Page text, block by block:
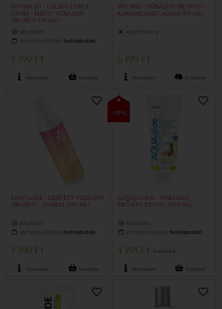
System JO - Gelato dupla
csoki - ehető, vízbázisú
síkosító (30 ml)
készleten
várható szállítás: holnapután
3 590 Ft
Részletek Kosárba
Wicked - vízbázisú síkosító -
karamelizált almás (60 ml)
készlethiány
6 190 Ft
Részletek Értesítés
EasyGlide - ízesített vízbázisú
síkosító - vanília (150 ml)
készleten
várható szállítás: holnapután
3 590 Ft
Részletek Kosárba
-19%
AQUAglide - vízbázisú
síkosító exotic (100 ml)
készleten
várható szállítás: holnapután
4 195 Ft5 190 Ft
Részletek Kosárba